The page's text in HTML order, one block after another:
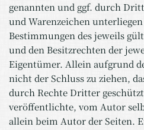
genannten und ggf. durch
und Warenzeichen
Bestimmungen des jeweils
und den Besitzrechten der
Eigentümer. Allein aufgrund
nicht der Schluss zu ziehen,
durch Rechte Dritter
veröffentlichte, vom Autor
allein beim Autor der Seiten.